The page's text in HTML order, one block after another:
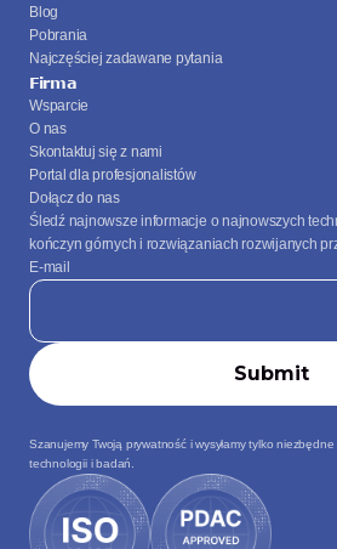
Blog
Pobrania
Najczęściej zadawane pytania
Firma
Wsparcie
O nas
Skontaktuj się z nami
Portal dla profesjonalistów
Dołącz do nas
Śledź najnowsze informacje o najnowszych
kończyn górnych i rozwiązaniach rozwijanych
E-mail
Szanujemy Twoją prywatność i wysyłamy tylko
technologii i badań.